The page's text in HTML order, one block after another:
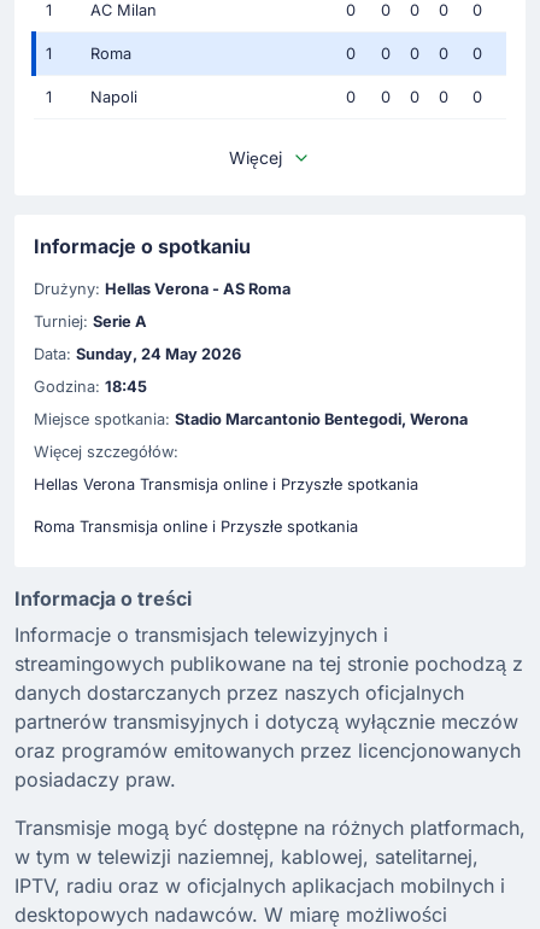
1 AC Milan 0 0 0 0 0
1 Roma 0 0 0 0 0
1 Napoli 0 0 0 0 0
Więcej
Informacje o spotkaniu
Drużyny: Hellas Verona - AS Roma
Turniej: Serie A
Data: Sunday, 24 May 2026
Godzina: 18:45
Miejsce spotkania: Stadio Marcantonio Bentegodi, Werona
Więcej szczegółów:
Hellas Verona Transmisja online i Przyszłe spotkania
Roma Transmisja online i Przyszłe spotkania
Informacja o treści
Informacje o transmisjach telewizyjnych i
streamingowych publikowane na tej stronie pochodzą z
danych dostarczanych przez naszych oficjalnych
partnerów transmisyjnych i dotyczą wyłącznie meczów
oraz programów emitowanych przez licencjonowanych
posiadaczy praw.
Transmisje mogą być dostępne na różnych platformach,
w tym w telewizji naziemnej, kablowej, satelitarnej,
IPTV, radiu oraz w oficjalnych aplikacjach mobilnych i
desktopowych nadawców. W miarę możliwości